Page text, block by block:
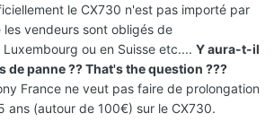
le CX730 n'est pas importé par
les vendeurs sont obligés de
ou en Suisse etc.... Y aura-t-il
de panne ?? That's the question ???
France ne veut pas faire de prolongation
ans (autour de 100€) sur le CX730.